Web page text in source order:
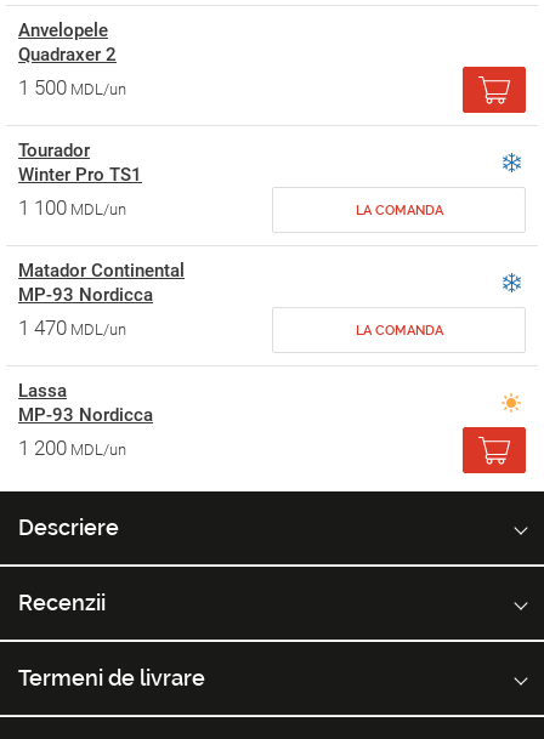
Anvelopele
Quadraxer 2
1 500 MDL/un
Tourador
Winter Pro TS1
1 100 MDL/un LA COMANDA
Matador Continental
MP-93 Nordicca
1 470 MDL/un LA COMANDA
Lassa
MP-93 Nordicca
1 200 MDL/un
Descriere
Recenzii
Termeni de livrare